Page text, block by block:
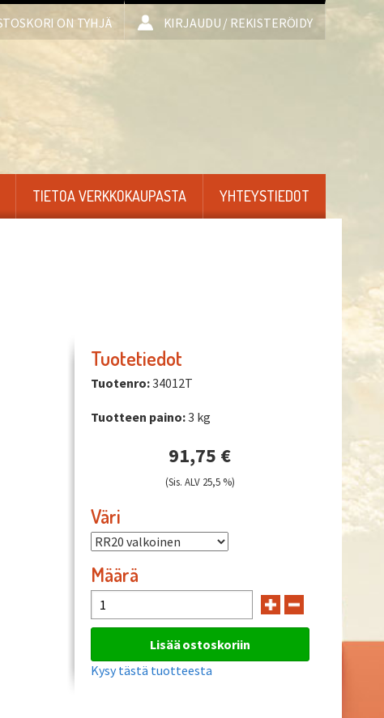
KIRJAUDU / REKISTERÖIDY
ON TYHJÄ
TIETOA VERKKOKAUPASTA YHTEYSTIEDOT
Tuotetiedot
Tuotenro:34012T
Tuotteen paino:3 kg
91,75 €
(Sis. ALV 25,5 %)
Väri
Määrä
Kysy tästä tuotteesta